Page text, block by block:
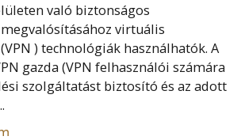
való biztonságos
virtuális
) technológiák használhatók. A
gazda (VPN felhasználói számára
szolgáltatást biztosító és az adott